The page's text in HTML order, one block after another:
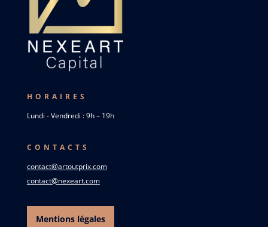
HORAIRES
Lundi - Vendredi : 9h – 19h
CONTACTS
contact@artoutprix.com
contact@nexeart.com
Mentions légales